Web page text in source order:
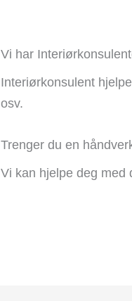
Vi har
Interiørkonsulent
osv.
Trenger du en
Vi kan hjelpe deg med